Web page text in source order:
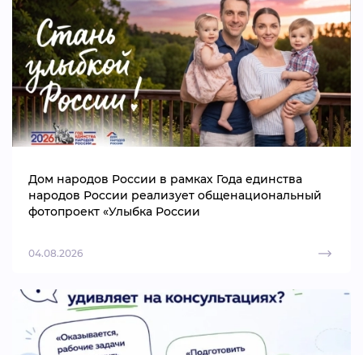
Дом народов России в рамках Года единства
народов России реализует общенациональный
фотопроект «Улыбка России
04.08.2026